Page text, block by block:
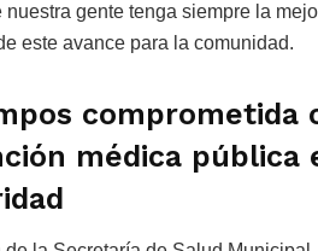
nuestra gente tenga siempre la
este avance para la comunidad.
comprometida
médica pública